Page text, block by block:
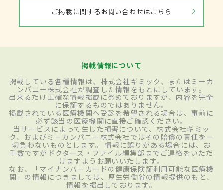
ご掲載に関するお問い合わせはこちら
掲載情報について
掲載している各種情報は、株式会社ギミック、またはミーカ
ンパニー株式会社が調査した情報をもとにしています。
出来るだけ正確な情報掲載に努めておりますが、内容を完全
に保証するものではありません。
掲載されている医療機関へ受診を希望される場合は、事前に
必ず該当の医療機関に直接ご確認ください。
当サービスによって生じた損害について、株式会社ギミッ
ク、およびミーカンパニー株式会社ではその賠償の責任を一
切負わないものとします。 情報に誤りがある場合には、お
手数ですがドクターズ・ファイル編集部までご連絡をいただ
けますようお願いいたします。
なお、「マイナンバーカードの健康保険証利用可能な医療機
関」の情報につきましては、厚生労働省の情報提供のもと、
情報を掲出しております。